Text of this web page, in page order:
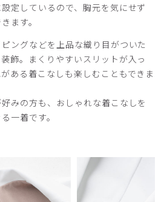
2025-05-27
体重:51-55kg
！
白衣:ライトジャージーコート/
​2 ​3
定しているので、胸元を気にせず
ます。
ングなどを上品な織り目がついた
飾。まくりやすいスリットが入っ
ある着こなしも楽しむこともできま
みの方も、おしゃれな着こなしを
一着です。